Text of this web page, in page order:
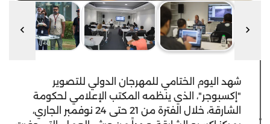
شهد اليوم الختامي للمهرجان الدولي للتصوير
"إكسبوجر"، الذي ينظمه المكتب الإعلامي لحكومة
الشارقة، خلال الفترة من 21 حتى 24 نوفمبر الجاري،